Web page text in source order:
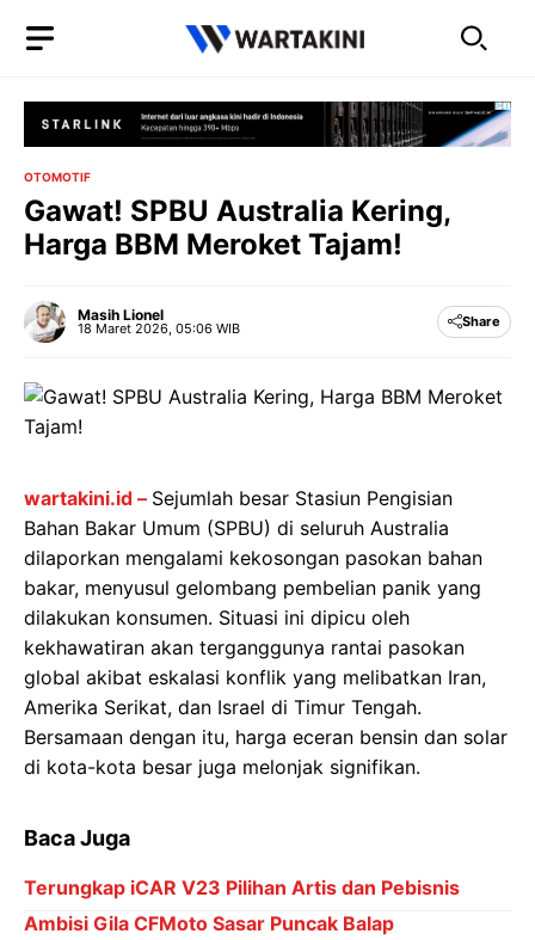
OTOMOTIF
Gawat! SPBU Australia Kering,
Harga BBM Meroket Tajam!
Masih Lionel
18 Maret 2026, 05:06 WIB Share
wartakini.id – Sejumlah besar Stasiun Pengisian
Bahan Bakar Umum (SPBU) di seluruh Australia
dilaporkan mengalami kekosongan pasokan bahan
bakar, menyusul gelombang pembelian panik yang
dilakukan konsumen. Situasi ini dipicu oleh
kekhawatiran akan terganggunya rantai pasokan
global akibat eskalasi konflik yang melibatkan Iran,
Amerika Serikat, dan Israel di Timur Tengah.
Bersamaan dengan itu, harga eceran bensin dan solar
di kota-kota besar juga melonjak signifikan.
Baca Juga
Terungkap iCAR V23 Pilihan Artis dan Pebisnis
Ambisi Gila CFMoto Sasar Puncak Balap